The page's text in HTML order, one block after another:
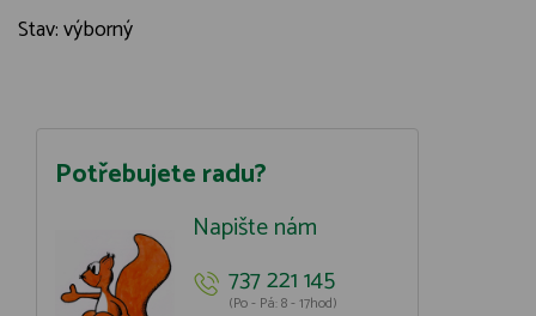
Stav: výborný
Potřebujete radu?
Napište nám
737 221 145
(Po - Pá: 8 - 17hod)